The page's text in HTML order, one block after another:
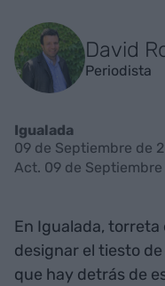
David
Periodista
Igualada
09 de Septiembre de
Act. 09 de
En Igualada, torreta
designar el tiesto
que hay detrás de